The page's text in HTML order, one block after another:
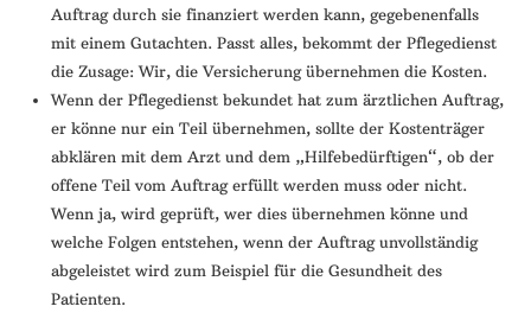
Auftrag durch sie finanziert werden kann, gegebenenfalls
mit einem Gutachten. Passt alles, bekommt der Pflegedienst
die Zusage: Wir, die Versicherung übernehmen die Kosten.
Wenn der Pflegedienst bekundet hat zum ärztlichen Auftrag,
er könne nur ein Teil übernehmen, sollte der Kostenträger
abklären mit dem Arzt und dem „Hilfebedürftigen“, ob der
offene Teil vom Auftrag erfüllt werden muss oder nicht.
Wenn ja, wird geprüft, wer dies übernehmen könne und
welche Folgen entstehen, wenn der Auftrag unvollständig
abgeleistet wird zum Beispiel für die Gesundheit des
Patienten.